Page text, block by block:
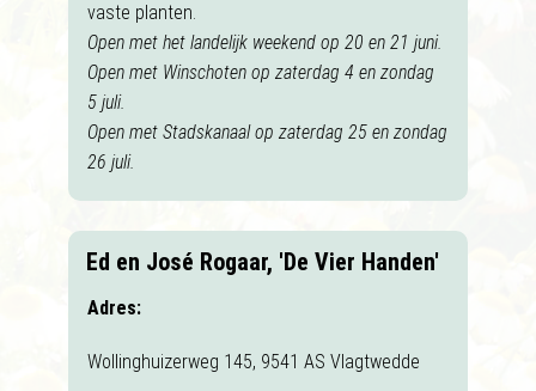
vaste planten.
Open met het landelijk weekend op 20 en 21 juni.
Open met Winschoten op zaterdag 4 en zondag
5 juli.
Open met Stadskanaal op zaterdag 25 en zondag
26 juli.
Ed en José Rogaar, 'De Vier Handen'
Adres:
Wollinghuizerweg 145, 9541 AS Vlagtwedde